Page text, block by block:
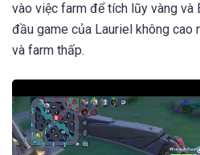
vào việc farm để tích lũy vàng và
đầu game của Lauriel không cao
và farm thấp.